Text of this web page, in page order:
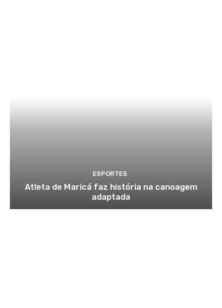
ESPORTES
Atleta de Maricá faz história na canoagem
adaptada